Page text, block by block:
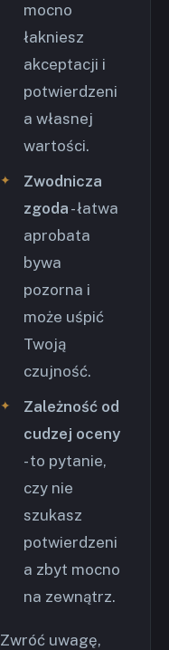
mocno
łakniesz
akceptacji i
potwierdzeni
a własnej
wartości.
Zwodnicza
zgoda - łatwa
aprobata
bywa
pozorna i
może uśpić
Twoją
czujność.
Zależność od
cudzej oceny
- to pytanie,
czy nie
szukasz
potwierdzeni
a zbyt mocno
na zewnątrz.
Zwróć uwagę,